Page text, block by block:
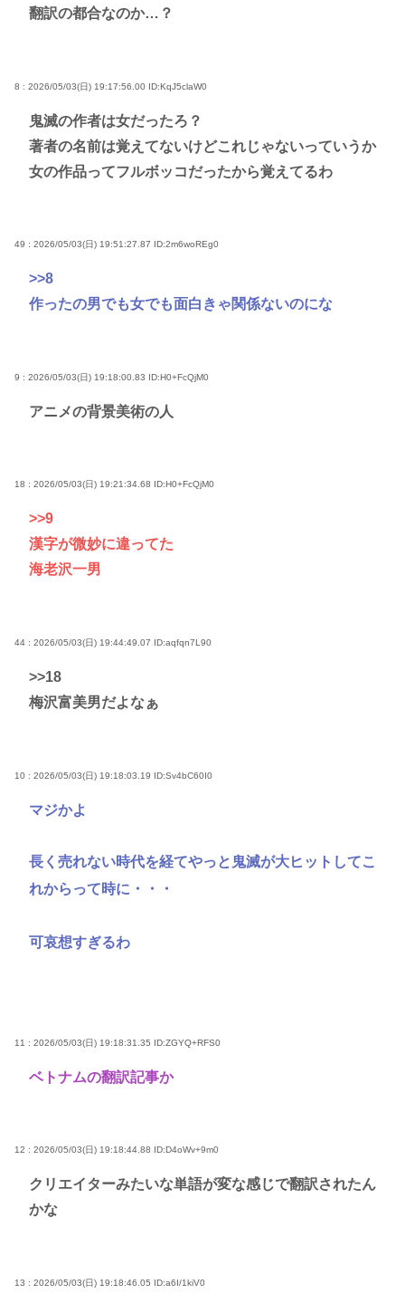
翻訳の都合なのか…？
8 : 2026/05/03(日) 19:17:56.00 ID:KqJ5claW0
鬼滅の作者は女だったろ？
著者の名前は覚えてないけどこれじゃないっていうか
女の作品ってフルボッコだったから覚えてるわ
49 : 2026/05/03(日) 19:51:27.87 ID:2m6woREg0
>>8
作ったの男でも女でも面白きゃ関係ないのにな
9 : 2026/05/03(日) 19:18:00.83 ID:H0+FcQjM0
アニメの背景美術の人
18 : 2026/05/03(日) 19:21:34.68 ID:H0+FcQjM0
>>9
漢字が微妙に違ってた
海老沢一男
44 : 2026/05/03(日) 19:44:49.07 ID:aqfqn7L90
>>18
梅沢富美男だよなぁ
10 : 2026/05/03(日) 19:18:03.19 ID:Sv4bC60I0
マジかよ
長く売れない時代を経てやっと鬼滅が大ヒットしてこ
れからって時に・・・
可哀想すぎるわ
11 : 2026/05/03(日) 19:18:31.35 ID:ZGYQ+RFS0
ベトナムの翻訳記事か
12 : 2026/05/03(日) 19:18:44.88 ID:D4oWv+9m0
クリエイターみたいな単語が変な感じで翻訳されたん
かな
13 : 2026/05/03(日) 19:18:46.05 ID:a6I/1kiV0